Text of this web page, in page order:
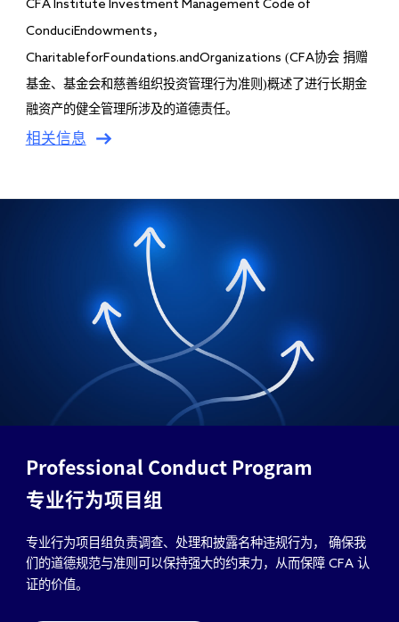
CFA Institute Investment Management Code of
ConduciEndowments，
CharitableforFoundations.andOrganizations (CFA协会 捐赠
基金、基金会和慈善组织投资管理行为准则)概述了进行长期金
融资产的健全管理所涉及的道德责任。
相关信息
Professional Conduct Program
专业行为项目组
专业行为项目组负责调查、处理和披露名种违规行为， 确保我
们的道德规范与准则可以保持强大的约束力，从而保障 CFA认
证的价值。